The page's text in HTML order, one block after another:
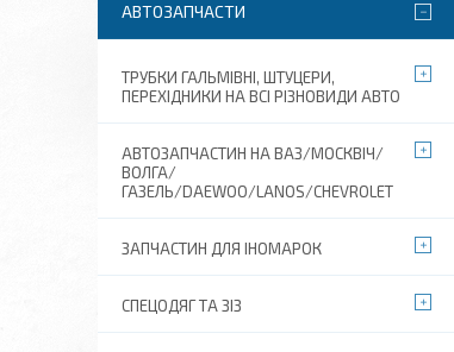
АВТОЗАПЧАСТИ
ТРУБКИ ГАЛЬМІВНІ, ШТУЦЕРИ,
ПЕРЕХІДНИКИ НА ВСІ РІЗНОВИДИ АВТО
АВТОЗАПЧАСТИН НА ВАЗ/МОСКВІЧ/
ВОЛГА/
ГАЗЕЛЬ/DAEWOO/LANOS/CHEVROLET
ЗАПЧАСТИН ДЛЯ ІНОМАРОК
СПЕЦОДЯГ ТА ЗІЗ